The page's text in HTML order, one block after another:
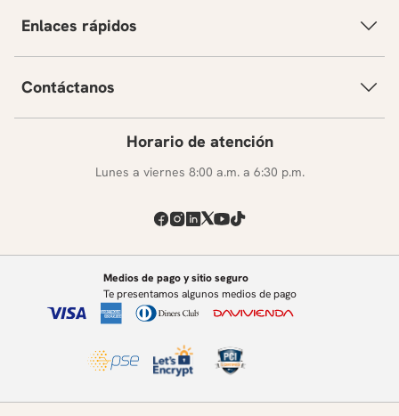
Enlaces rápidos
Contáctanos
Horario de atención
Lunes a viernes 8:00 a.m. a 6:30 p.m.
Medios de pago y sitio seguro
Te presentamos algunos medios de pago